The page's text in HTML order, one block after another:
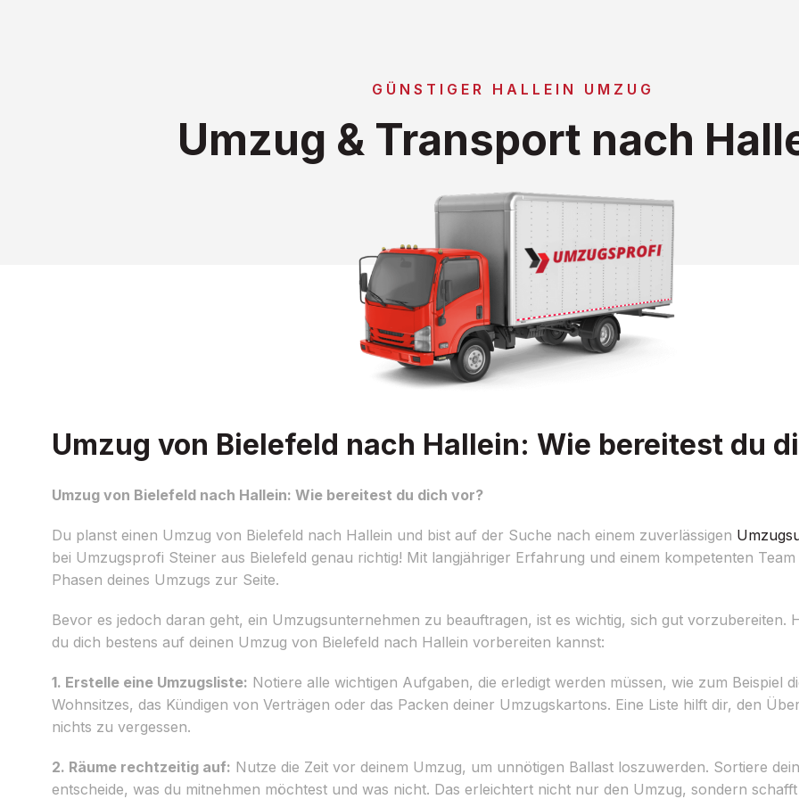
GÜNSTIGER HALLEIN UMZUG
Umzug & Transport nach
Umzug von Bielefeld nach Hallein: Wie bereitest du
Umzug von Bielefeld nach Hallein: Wie bereitest du dich vor?
Du planst einen Umzug von Bielefeld nach Hallein und bist auf der Suche nach einem zuverlässigen
bei Umzugsprofi Steiner aus Bielefeld genau richtig! Mit langjähriger Erfahrung und einem kompetenten
Phasen deines Umzugs zur Seite.
Bevor es jedoch daran geht, ein Umzugsunternehmen zu beauftragen, ist es wichtig, sich gut vorzubereiten.
du dich bestens auf deinen Umzug von Bielefeld nach Hallein vorbereiten kannst:
1. Erstelle eine Umzugsliste: Notiere alle wichtigen Aufgaben, die erledigt werden müssen, wie zum Beispiel
Wohnsitzes, das Kündigen von Verträgen oder das Packen deiner Umzugskartons. Eine Liste hilft dir, den
nichts zu vergessen.
2. Räume rechtzeitig auf: Nutze die Zeit vor deinem Umzug, um unnötigen Ballast loszuwerden. Sortiere
entscheide, was du mitnehmen möchtest und was nicht. Das erleichtert nicht nur den Umzug, sondern